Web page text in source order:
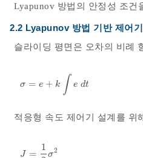
Lyapunov 방법의 안정성 조건
2.2 Lyapunov 방법 기반 제어기
슬라이딩 평면은 오차의 비례
σ = e + k ∫ e dt
σ =e+ k∫ e dt
적응형 속도 제어기 설계를 위
J =
1
σ2
J= 12σ2